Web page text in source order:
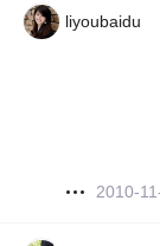
liyoubaidu
2010-